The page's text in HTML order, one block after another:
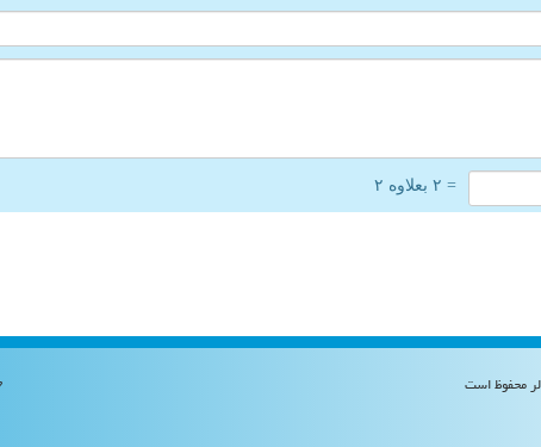
= ۲ بعلاوه ۲